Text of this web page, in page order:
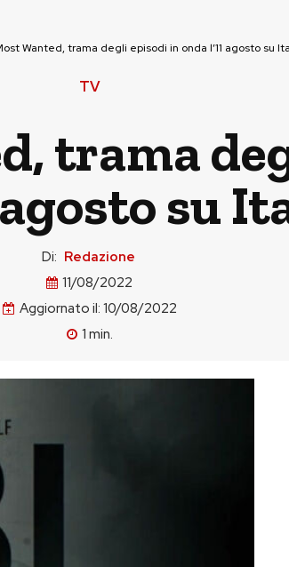
Wanted, trama degli episodi in onda l’11 agosto su
TV
trama
agosto su
Di: Redazione
11/08/2022
Aggiornato il: 10/08/2022
1 min.